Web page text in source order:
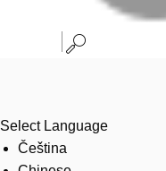
Select Language
Čeština